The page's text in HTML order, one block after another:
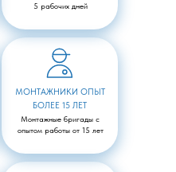
5 рабочих дней
МОНТАЖНИКИ ОПЫТ
БОЛЕЕ 15 ЛЕТ
Монтажные бригады с
опытом работы от 15 лет